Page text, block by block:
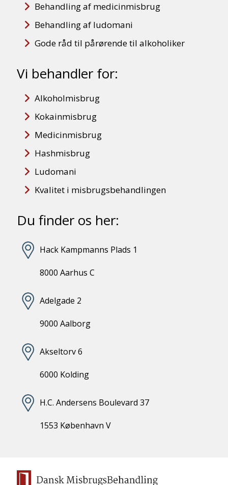
Behandling af medicinmisbrug
Behandling af ludomani
Gode råd til pårørende til alkoholiker
Vi behandler for:
Alkoholmisbrug
Kokainmisbrug
Medicinmisbrug
Hashmisbrug
Ludomani
Kvalitet i misbrugsbehandlingen
Du finder os her:
Hack Kampmanns Plads 1
8000 Aarhus C
Adelgade 2
9000 Aalborg
Akseltorv 6
6000 Kolding
H.C. Andersens Boulevard 37
1553 København V